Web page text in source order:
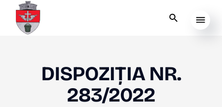
DISPOZIȚIA NR.
283/2022